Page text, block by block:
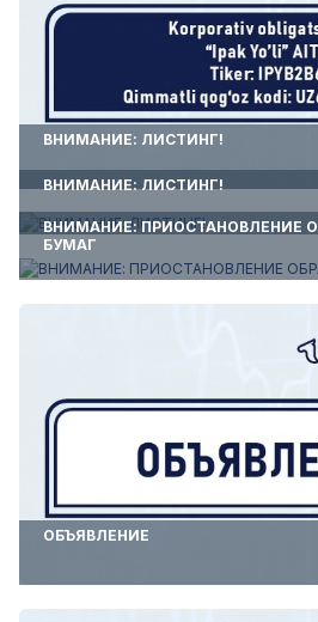
ВНИМАНИЕ: ЛИСТИНГ!
ВНИМАНИЕ: ЛИСТИНГ!
ВНИМАНИЕ: ПРИОСТАНОВЛЕНИЕ
БУМАГ
ОБЪЯВЛЕНИЕ